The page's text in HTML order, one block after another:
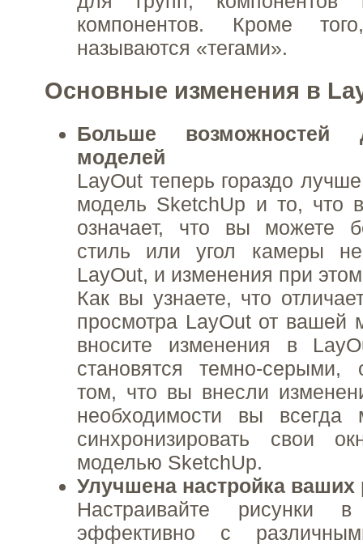
компонентов. Кроме
называются «тегами».
Основные изменения в
Больше возможностей
моделей
LayOut теперь гораздо
модель SketchUp и то, что
означает, что вы можете
стиль или угол камеры
LayOut, и изменения при
Как вы узнаете, что
просмотра LayOut от вашей
вносите изменения в
становятся темно-
том, что вы внесли
необходимости вы всегда
синхронизировать свои
моделью SketchUp.
Улучшена настройка ваших
Настраивайте рисунки
эффективно с